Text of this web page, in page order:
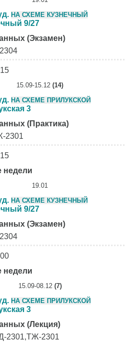
НА СХЕМЕ КУЗНЕЧНЫЙ
9/27
(Экзамен)
15.09-15.12 (14)
НА СХЕМЕ ПРИЛУКСКОЙ
3
(Практика)
2301
недели
19.01
НА СХЕМЕ КУЗНЕЧНЫЙ
9/27
(Экзамен)
недели
15.09-08.12 (7)
НА СХЕМЕ ПРИЛУКСКОЙ
3
(Лекция)
2301,ТЖ-2301